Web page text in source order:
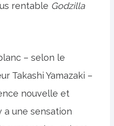
rentable Godzilla
– selon le
Takashi Yamazaki –
nouvelle et
a une sensation